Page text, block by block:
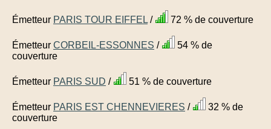
Émetteur PARIS TOUR EIFFEL / 72 % de couverture
Émetteur CORBEIL-ESSONNES /
54 % de
couverture
Émetteur PARIS SUD / 51 % de couverture
Émetteur PARIS EST CHENNEVIERES /
32 % de
couverture